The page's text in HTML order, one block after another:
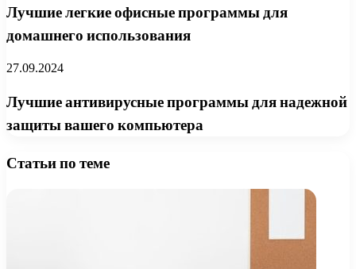
Лучшие легкие офисные программы для
домашнего использования
27.09.2024
Лучшие антивирусные программы для надежной
защиты вашего компьютера
Статьи по теме